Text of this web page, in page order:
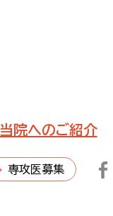
当院へのご紹介
専攻医募集